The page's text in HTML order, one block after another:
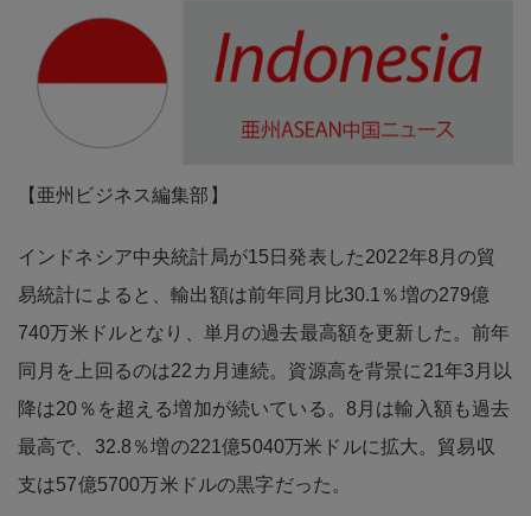
【亜州ビジネス編集部】
インドネシア中央統計局が15日発表した2022年8月の貿
易統計によると、輸出額は前年同月比30.1％増の279億
740万米ドルとなり、単月の過去最高額を更新した。前年
同月を上回るのは22カ月連続。資源高を背景に21年3月以
降は20％を超える増加が続いている。8月は輸入額も過去
最高で、32.8％増の221億5040万米ドルに拡大。貿易収
支は57億5700万米ドルの黒字だった。